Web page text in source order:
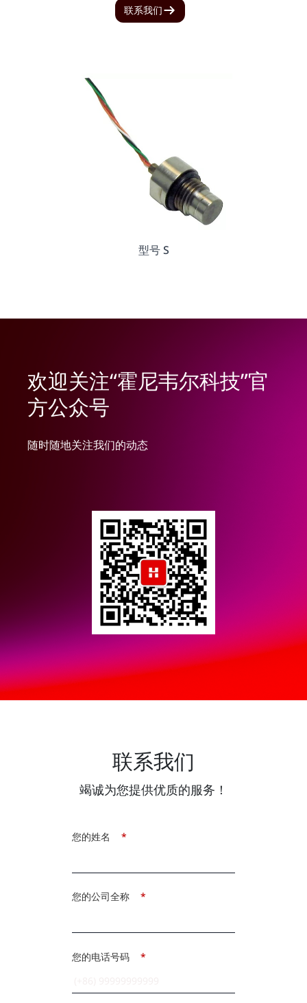
联系我们
型号 S
欢迎关注“霍尼韦尔科技”官
方公众号
随时随地关注我们的动态
联系我们
竭诚为您提供优质的服务！
*
您的姓名
*
您的公司全称
*
您的电话号码